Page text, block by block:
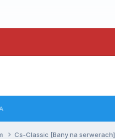
Cs-Classic [Bany na serwerach]